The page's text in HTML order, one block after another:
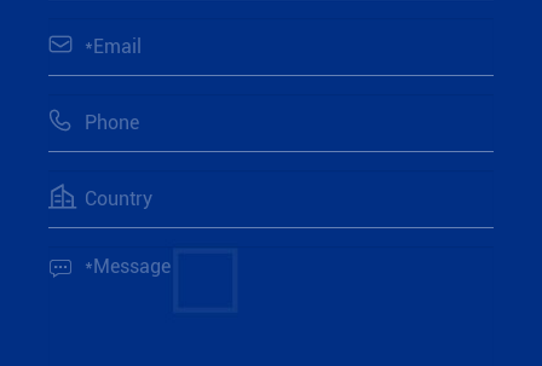



